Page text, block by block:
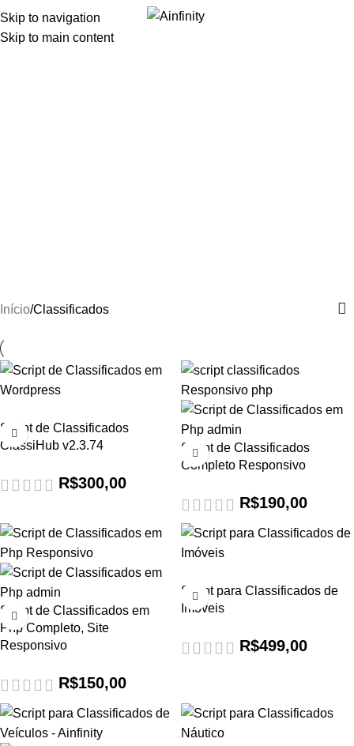
Skip to navigation
Skip to main content
Classificados
Início Classificados
Script de Classificados
ClassiHub v2.3.74
R$300,00
Script de Classificados
Completo Responsivo
R$190,00
Script de Classificados em
Php Completo, Site
Responsivo
R$150,00
Script para Classificados de
Imóveis
R$499,00